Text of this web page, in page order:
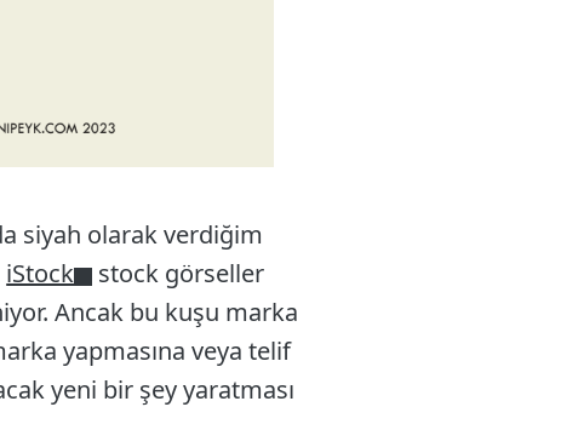
siyah olarak verdiğim
iStock
stock görseller
Ancak bu kuşu marka
yapmasına veya telif
yeni bir şey yaratması